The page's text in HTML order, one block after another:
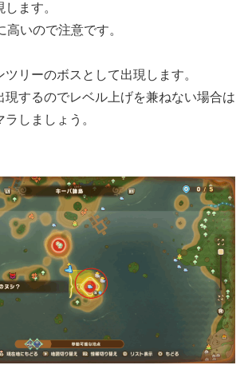
ます。
高いので注意です。
ツリーのボスとして出現します。
現するのでレベル上げを兼ねない場合は
しましょう。